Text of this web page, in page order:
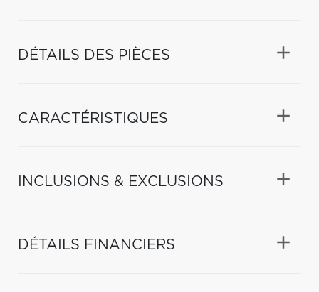
DÉTAILS DES PIÈCES
CARACTÉRISTIQUES
INCLUSIONS & EXCLUSIONS
DÉTAILS FINANCIERS